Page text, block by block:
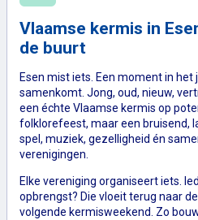
Vlaamse kermis in
de buurt
Esen mist iets. Een moment in
samenkomt. Jong, oud, nieuw,
een échte Vlaamse kermis op
folklorefeest, maar een bruisend,
spel, muziek, gezelligheid én
verenigingen.
Elke vereniging organiseert iets.
opbrengst? Die vloeit terug naar
volgende kermisweekend. Zo